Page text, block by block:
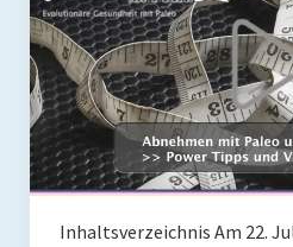
Fermente
Fisch & Meeresfrüchte
Fleisch und Geflügel
Frühstück
Gemüse
Inhaltsverzeichnis Am 22.